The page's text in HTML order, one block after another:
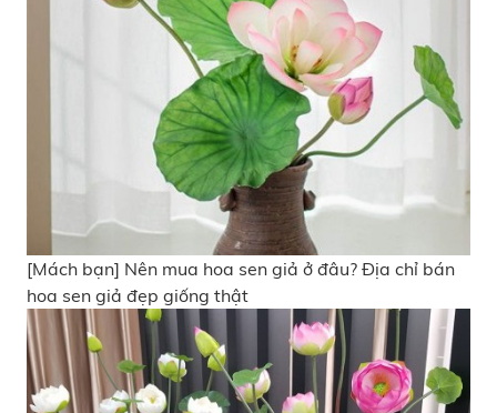
[Mách bạn] Nên mua hoa sen giả ở đâu? Địa chỉ bán
hoa sen giả đẹp giống thật